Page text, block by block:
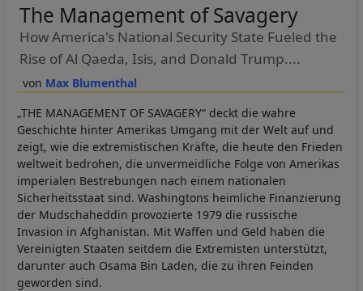
Max Blumenthal
The Management of Savagery
How America's National Security State Fueled the
Rise of Al Qaeda, Isis, and Donald Trump....
„THE MANAGEMENT OF SAVAGERY“ deckt die wahre
Geschichte hinter Amerikas Umgang mit der Welt auf und
zeigt, wie die extremistischen Kräfte, die heute den Frieden
weltweit bedrohen, die unvermeidliche Folge von Amerikas
imperialen Bestrebungen nach einem nationalen
Sicherheitsstaat sind. Washingtons heimliche Finanzierung
der Mudschaheddin provozierte 1979 die russische
Invasion in Afghanistan. Mit Waffen und Geld haben die
Vereinigten Staaten seitdem die Extremisten unterstützt,
darunter auch Osama Bin Laden, die zu ihren Feinden
geworden sind.